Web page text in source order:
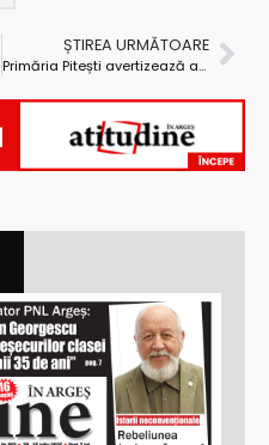
ȘTIREA URMĂTOARE
Primăria Pitești avertizează asociațiile de proprietari